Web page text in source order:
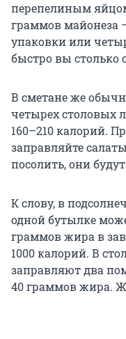
перепелиным
граммов майонеза
упаковки или
быстро вы столько
В сметане же
четырех столовых
160–210 калорий.
заправляйте
посолить, они
К слову, в
одной бутылке
граммов жира в
1000 калорий. В
заправляют два
40 граммов жира.